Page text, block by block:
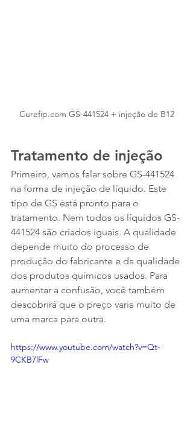
Curefip.com GS-441524 + injeção de B12
Tratamento de injeção
Primeiro, vamos falar sobre GS-441524
na forma de injeção de líquido. Este
tipo de GS está pronto para o
tratamento. Nem todos os líquidos GS-
441524 são criados iguais. A qualidade
depende muito do processo de
produção do fabricante e da qualidade
dos produtos químicos usados. Para
aumentar a confusão, você também
descobrirá que o preço varia muito de
uma marca para outra.
https://www.youtube.com/watch?v=Qt-
9CKB7lFw